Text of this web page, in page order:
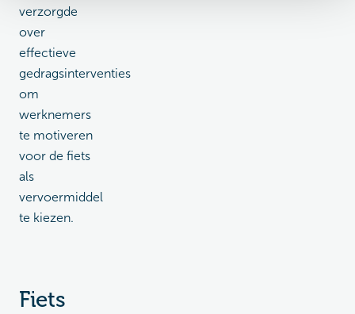
verzorgde
over
effectieve
gedragsinterventies
om
werknemers
te motiveren
voor de fiets
als
vervoermiddel
te kiezen.
Fiets